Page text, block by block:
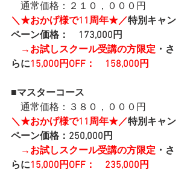
通常価格：２１０，０００円
＼★おかげ様で11周年★／特別キャン
ペーン価格：　173,000円
→お試しスクール受講の方限定 ・さ
らに15,000円OFF：　158,000円
■マスターコース
通常価格：３８０，０００円
＼★おかげ様で11周年★／特別キャン
ペーン価格：250,000円
→お試しスクール受講の方限定 ・さ
らに15,000円OFF：　235,000円